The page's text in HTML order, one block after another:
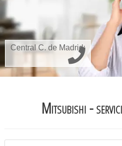
Central C. de Madrid:
Mitsubishi -